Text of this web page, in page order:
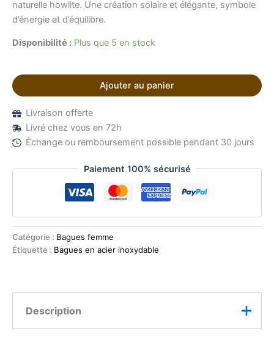
naturelle howlite. Une création solaire et élégante, symbole
d’énergie et d’équilibre.
Disponibilité : Plus que 5 en stock
Ajouter au panier
Livraison offerte
Livré chez vous en 72h
Échange ou remboursement possible pendant 30 jours
Paiement 100% sécurisé
Catégorie : Bagues femme
Étiquette : Bagues en acier inoxydable
Description